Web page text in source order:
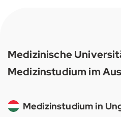
Medizinische
Medizinstudium im
Medizinstudium in